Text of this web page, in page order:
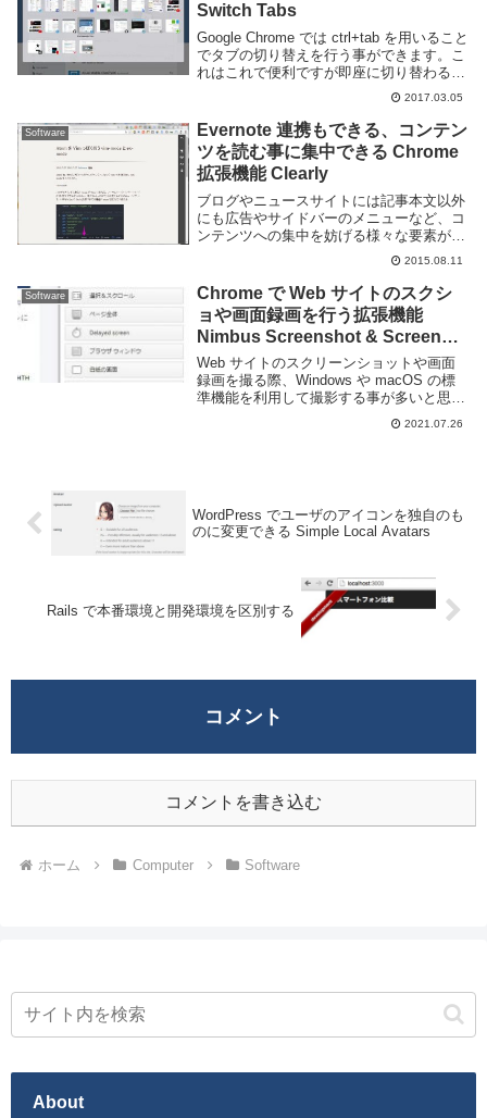
Switch Tabs
Google Chrome では ctrl+tab を用いること
でタブの切り替えを行う事ができます。こ
れはこれで便利ですが即座に切り替わるの
でわかりにくいときもありますし、タブを
沢山開いていると何度も押すのが大変な時
もあります。Switch...
2017.03.05
Software
Evernote 連携もできる、コンテン
ツを読む事に集中できる Chrome
拡張機能 Clearly
ブログやニュースサイトには記事本文以外
にも広告やサイドバーのメニューなど、コ
ンテンツへの集中を妨げる様々な要素が存
在しています。便利な事もありますが記事
に集中したい場合にはそういったものは目
障りです。Evernote が提供する Clear...
2015.08.11
Software
Chrome で Web サイトのスクシ
ョや画面録画を行う拡張機能
Nimbus Screenshot & Screen
Video Recorder
Web サイトのスクリーンショットや画面
録画を撮る際、Windows や macOS の標
準機能を利用して撮影する事が多いと思
う。Windows であれば Win+Shift+S で範
囲選択、 Alt+PrtSc でアクティブウインド
2021.07.26
WordPress でユーザのアイコンを独自のも
のに変更できる Simple Local Avatars
Rails で本番環境と開発環境を区別する
コメント
コメントを書き込む
ホーム Computer Software
About